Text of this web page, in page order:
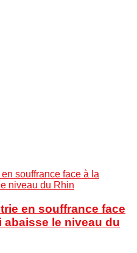
en souffrance face
abaisse le niveau du